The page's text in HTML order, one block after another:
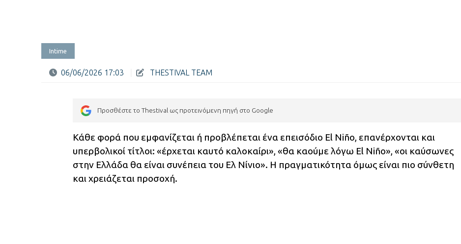
Intime
06/06/2026 17:03 THESTIVAL TEAM
Προσθέστε το Thestival ως προτεινόμενη πηγή στο Google
Κάθε φορά που εμφανίζεται ή προβλέπεται ένα επεισόδιο El Niño, επανέρχονται και
υπερβολικοί τίτλοι: «έρχεται καυτό καλοκαίρι», «θα καούμε λόγω El Niño», «οι καύσωνες
στην Ελλάδα θα είναι συνέπεια του Ελ Νίνιο». Η πραγματικότητα όμως είναι πιο σύνθετη
και χρειάζεται προσοχή.